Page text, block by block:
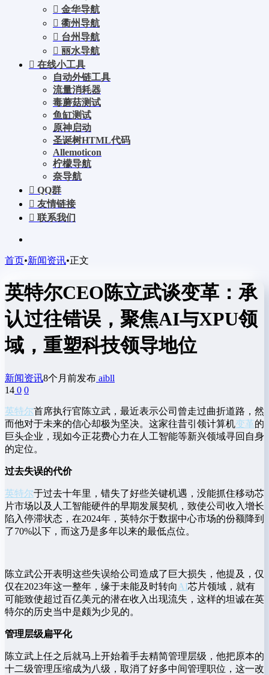
金华导航
衢州导航
台州导航
丽水导航
在线小工具
自动外链工具
流量消耗器
毒蘑菇测试
鱼缸测试
原神启动
圣诞树HTML代码
Allemoticon
柠檬导航
奈导航
QQ群
友情链接
联系我们
首页•新闻资讯•正文
英特尔CEO陈立武谈变革：承
认过往错误，聚焦AI与XPU领
域，重塑科技领导地位
新闻资讯8个月前发布 aibll
14 0 0
英特尔首席执行官陈立武，最近表示公司曾走过曲折道路，然
而他对于未来的信心却极为坚决。这家往昔引领计算机变革的
巨头企业，现如今正花费心力在人工智能等新兴领域寻回自身
的定位。
过去失误的代价
英特尔于过去十年里，错失了好些关键机遇，没能抓住移动芯
片市场以及人工智能硬件的早期发展契机，致使公司收入增长
陷入停滞状态，在2024年，英特尔于数据中心市场的份额降到
了70%以下，而这乃是多年以来的最低点位。
陈立武公开表明这些失误给公司造成了巨大损失，他提及，仅
仅在2023年这一整年，缘于未能及时转向AI芯片领域，就有
可能致使超过百亿美元的潜在收入出现流失，这样的坦诚在英
特尔的历史当中是颇为少见的。
管理层级扁平化
陈立武上任之后就马上开始着手去精简管理层级，他把原本的
十二级管理压缩成为八级，取消了好多中间管理职位，这一改